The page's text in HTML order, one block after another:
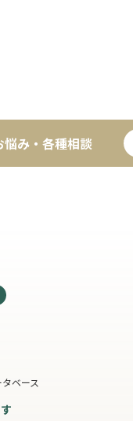
悩み・各種相談
ベース